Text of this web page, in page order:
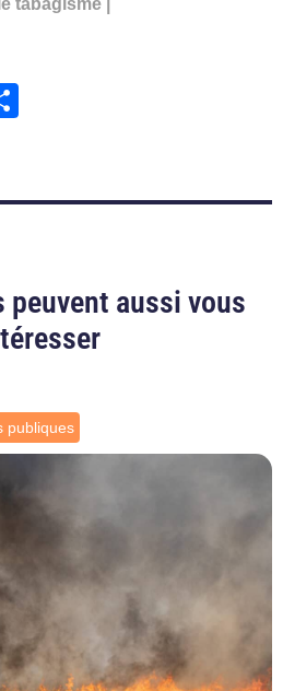
tabagisme |
peuvent aussi vous
publiques